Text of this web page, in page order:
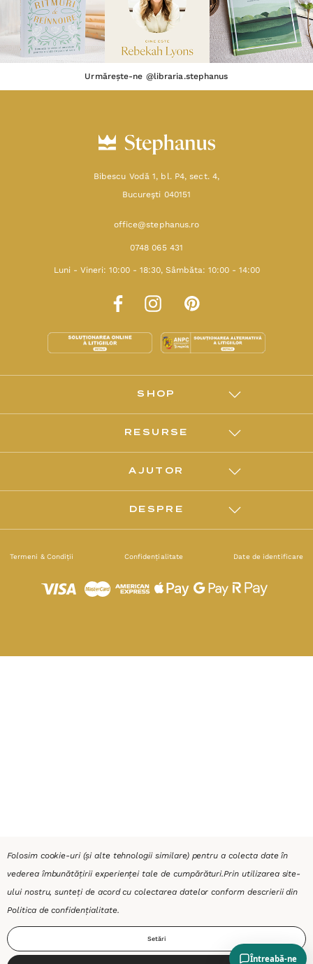
Urmărește-ne @libraria.stephanus
Bibescu Vodă 1, bl. P4, sect. 4,
Bucureşti 040151
office@stephanus.ro
0748 065 431
Luni - Vineri: 10:00 - 18:30, Sâmbăta: 10:00 - 14:00
SHOP
RESURSE
AJUTOR
DESPRE
Termeni & Condiții Confidențialitate Date de identificare
Folosim cookie-uri (și alte tehnologii similare) pentru a colecta date în
vederea îmbunătățirii experienței tale de cumpărături.Prin utilizarea site-
ului nostru, sunteți de acord cu colectarea datelor conform descrierii din
Politica de confidențialitate.
Setări